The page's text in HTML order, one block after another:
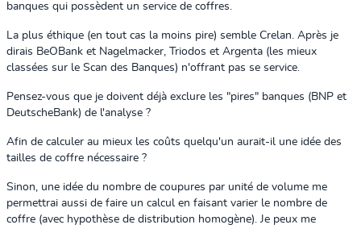
banques qui possèdent un service de coffres.
La plus éthique (en tout cas la moins pire) semble Crelan. Après je
dirais BeOBank et Nagelmacker, Triodos et Argenta (les mieux
classées sur le Scan des Banques) n'offrant pas se service.
Pensez-vous que je doivent déjà exclure les "pires" banques (BNP et
DeutscheBank) de l'analyse ?
Afin de calculer au mieux les coûts quelqu'un aurait-il une idée des
tailles de coffre nécessaire ?
Sinon, une idée du nombre de coupures par unité de volume me
permettrai aussi de faire un calcul en faisant varier le nombre de
coffre (avec hypothèse de distribution homogène). Je peux me